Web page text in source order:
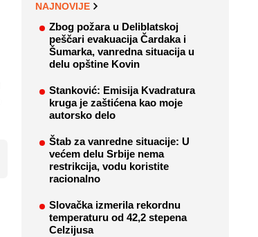
NAJNOVIJE
Zbog požara u Deliblatskoj
peščari evakuacija Čardaka i
Šumarka, vanredna situacija u
delu opštine Kovin
Stanković: Emisija Kvadratura
kruga je zaštićena kao moje
autorsko delo
Štab za vanredne situacije: U
većem delu Srbije nema
restrikcija, vodu koristite
racionalno
Slovačka izmerila rekordnu
temperaturu od 42,2 stepena
Celzijusa